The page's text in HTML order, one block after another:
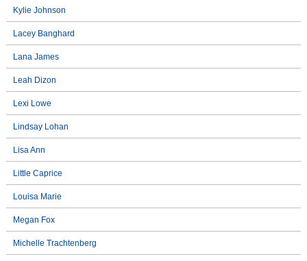
Kylie Johnson
Lacey Banghard
Lana James
Leah Dizon
Lexi Lowe
Lindsay Lohan
Lisa Ann
Little Caprice
Louisa Marie
Megan Fox
Michelle Trachtenberg